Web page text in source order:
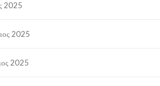
2025
2025
2025